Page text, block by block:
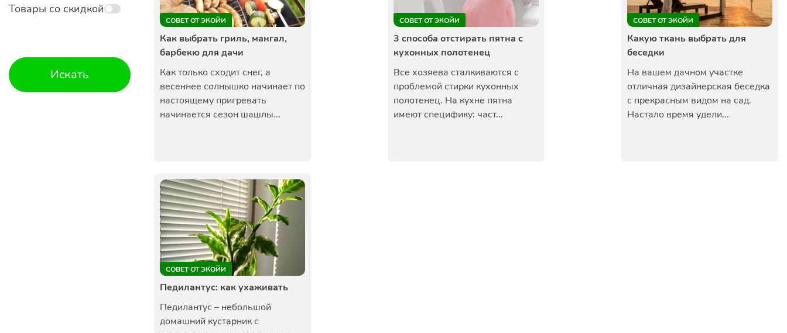
Товары со скидкой
Искать
СОВЕТ ОТ ЭКОЙИ
Как выбрать гриль, мангал,
барбекю для дачи
Как только сходит снег, а
весеннее солнышко начинает по
настоящему пригревать
начинается сезон шашлы...
СОВЕТ ОТ ЭКОЙИ
3 способа отстирать пятна с
кухонных полотенец
Все хозяева сталкиваются с
проблемой стирки кухонных
полотенец. На кухне пятна
имеют специфику: част...
СОВЕТ ОТ ЭКОЙИ
Какую ткань выбрать для
беседки
На вашем дачном участке
отличная дизайнерская беседка
с прекрасным видом на сад.
Настало время удели...
СОВЕТ ОТ ЭКОЙИ
Педилантус: как ухаживать
Педилантус – небольшой
домашний кустарник с